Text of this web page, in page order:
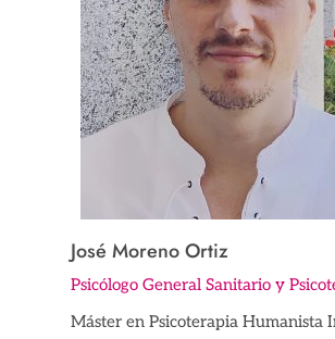
José Moreno Ortiz
Psicólogo General Sanitario y
Máster en Psicoterapia Humanista